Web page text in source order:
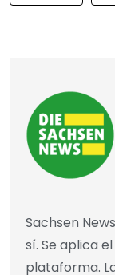
Sachsen
sí. Se aplica
plataforma.